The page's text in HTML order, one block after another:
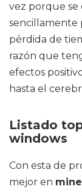
vez porque se
sencillamente
pérdida de
razón que
efectos
hasta el
Listado
windows
Con esta de
mejor en